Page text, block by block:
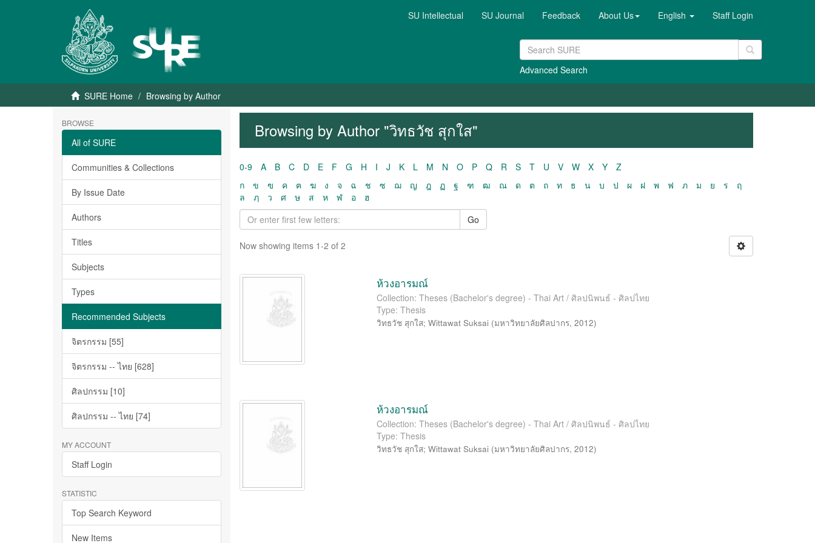
SU Intellectual SU Journal Feedback About Us English Staff Login
Advanced Search
SURE Home Browsing by Author
BROWSE
All of SURE
Communities & Collections
By Issue Date
Authors
Titles
Subjects
Types
Recommended Subjects
จิตรกรรม [55]
จิตรกรรม -- ไทย [628]
ศิลปกรรม [10]
ศิลปกรรม -- ไทย [74]
MY ACCOUNT
Staff Login
STATISTIC
Top Search Keyword
New Items
Browsing by Author "วิทธวัช สุกใส"
0-9 A B C D E F G H I J K L M N O P Q R S T U V W X Y
Z
ก
ข ฃ ค ฅ ฆ ง จ ฉ ช ซ ฌ ญ ฎ ฏ ฐ ฑ ฒ ณ ด ต ถ ท ธ น บ ป ผ ฝ พ ฟ ภ ม ย ร
ฤ
ล
ฦ ว ศ ษ ส ห ฬ อ
ฮ
Go
Now showing items 1-2 of 2
ห้วงอารมณ์
Collection: Theses (Bachelor's degree) - Thai Art / ศิลปนิพนธ์ - ศิลปไทย
Type: Thesis
วิทธวัช สุกใส;Wittawat Suksai (มหาวิทยาลัยศิลปากร,2012)
ห้วงอารมณ์
Collection: Theses (Bachelor's degree) - Thai Art / ศิลปนิพนธ์ - ศิลปไทย
Type: Thesis
วิทธวัช สุกใส;Wittawat Suksai (มหาวิทยาลัยศิลปากร,2012)